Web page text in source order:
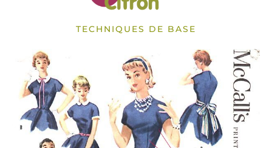
TECHNIQUES DE BASE